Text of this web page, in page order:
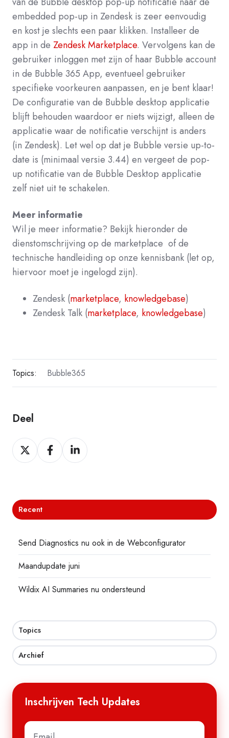
embedded pop-up in Zendesk is zeer eenvoudig
en kost je slechts een paar klikken. Installeer de
app in de Zendesk Marketplace. Vervolgens kan de
gebruiker inloggen met zijn of haar Bubble account
in de Bubble 365 App, eventueel gebruiker
specifieke voorkeuren aanpassen, en je bent klaar!
De configuratie van de Bubble desktop applicatie
blijft behouden waardoor er niets wijzigt, alleen de
applicatie waar de notificatie verschijnt is anders
(in Zendesk). Let wel op dat je Bubble versie up-to-
date is (minimaal versie 3.44) en vergeet de pop-
up notificatie van de Bubble Desktop applicatie
zelf niet uit te schakelen.
Meer informatie
Wil je meer informatie? Bekijk hieronder de
dienstomschrijving op de marketplace of de
technische handleiding op onze kennisbank (let op,
hiervoor moet je ingelogd zijn).
Zendesk (marketplace, knowledgebase)
Zendesk Talk (marketplace, knowledgebase)
Topics: Bubble365
Deel
Deel Deel Deel
Recent
Send Diagnostics nu ook in de Webconfigurator
Maandupdate juni
Wildix AI Summaries nu ondersteund
Topics
Archief
Inschrijven Tech Updates
E-